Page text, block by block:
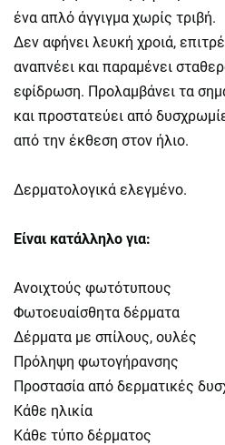
ένα απλό άγγιγμα χωρίς τριβή.
Δεν αφήνει λευκή χροιά,
αναπνέει και παραμένει
εφίδρωση. Προλαμβάνει τα
και προστατεύει από
από την έκθεση στον ήλιο.
Δερματολογικά ελεγμένο.
Είναι κατάλληλο για:
Ανοιχτούς φωτότυπους
Φωτοευαίσθητα δέρματα
Δέρματα με σπίλους, ουλές
Πρόληψη φωτογήρανσης
Προστασία από δερματικές
Κάθε ηλικία
Κάθε τύπο δέρματος